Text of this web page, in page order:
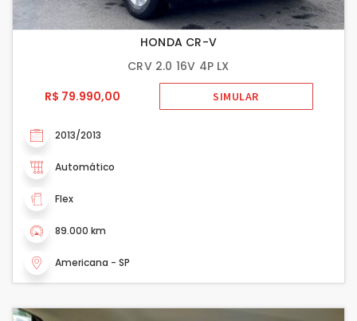
HONDA CR-V
CRV 2.0 16V 4P LX
R$ 79.990,00
SIMULAR
2013/2013
Automático
Flex
89.000 km
Americana - SP